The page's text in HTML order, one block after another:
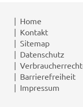
Home
Kontakt
Sitemap
Datenschutz
Barrierefreiheit
Impressum